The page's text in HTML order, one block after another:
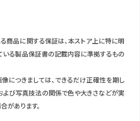
商品に関する保証は、本ストア上に特に明
いる製品保証書の記載内容に準拠するもの
につきましては、できるだけ正確性を期し
よび写真技法の関係で色や大きさなどが実
があります。